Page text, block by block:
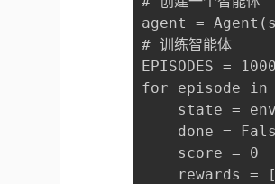
agent =
# 训练智能体
EPISODES = 1000
for episode in
state =
done =
    score = 0
rewards =